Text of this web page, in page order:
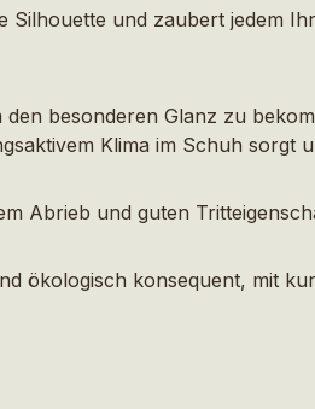
Silhouette und zaubert jedem
besonderen Glanz zu
Klima im Schuh sorgt
Abrieb und guten
ökologisch konsequent, mit